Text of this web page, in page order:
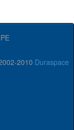
2010 Duraspace